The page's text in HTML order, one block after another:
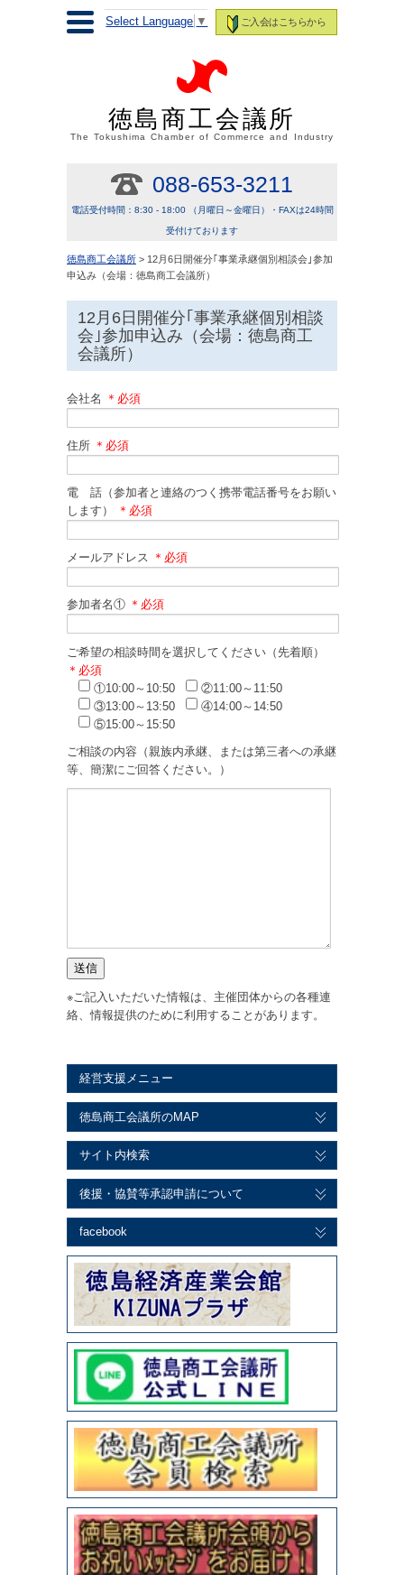
ご入会はこちらから
Select Language ▼
徳島商工会議所
The Tokushima Chamber of Commerce and Industry
088-653-3211
電話受付時間：8:30 - 18:00 （月曜日～金曜日）・FAXは24時間
受付けております
徳島商工会議所 > 12月6日開催分｢事業承継個別相談会｣参加
申込み（会場：徳島商工会議所）
12月6日開催分｢事業承継個別相談
会｣参加申込み（会場：徳島商工
会議所）
会社名 ＊必須
住所 ＊必須
電 話（参加者と連絡のつく携帯電話番号をお願い
します）
＊必須
メールアドレス ＊必須
参加者名① ＊必須
ご希望の相談時間を選択してください（先着順）
＊必須
①10:00～10:50
②11:00～11:50
③13:00～13:50
④14:00～14:50
⑤15:00～15:50
ご相談の内容（親族内承継、または第三者への承継
等、簡潔にご回答ください。）
※ご記入いただいた情報は、主催団体からの各種連
絡、情報提供のために利用することがあります。
経営支援メニュー
徳島商工会議所のMAP
サイト内検索
後援・協賛等承認申請について
facebook